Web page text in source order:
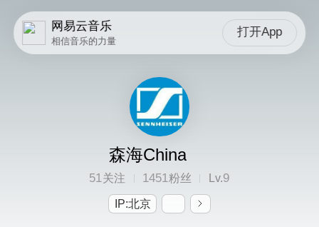
网易云音乐
相信音乐的力量
打开App
森海China
51关注 1451粉丝 Lv.9
IP:北京